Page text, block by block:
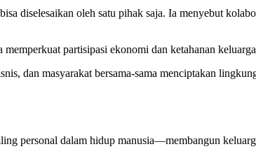
diselesaikan oleh satu pihak saja. Ia menyebut
partisipasi ekonomi dan ketahanan
dan masyarakat bersama-sama menciptakan
personal dalam hidup manusia—membangun